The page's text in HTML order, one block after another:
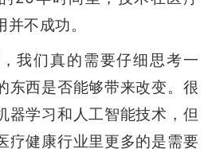
不成功。
我们真的需要仔细思考一
东西是否能够带来改变。很
器学习和人工智能技术，但
疗健康行业里更多的是需要